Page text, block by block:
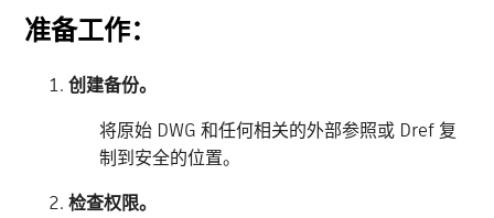
准备工作：
创建备份。
将原始 DWG 和任何相关的外部参照或 Dref 复
制到安全的位置。
检查权限。